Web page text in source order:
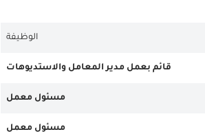
الوظيفة
قائم بعمل مدير المعامل والاستديوهات
مسئول معمل
مسئول معمل